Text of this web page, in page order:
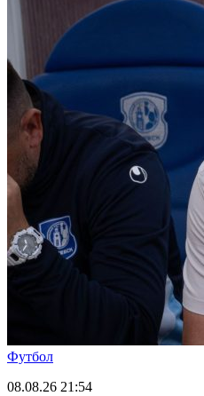
Футбол
08.08.26 21:54